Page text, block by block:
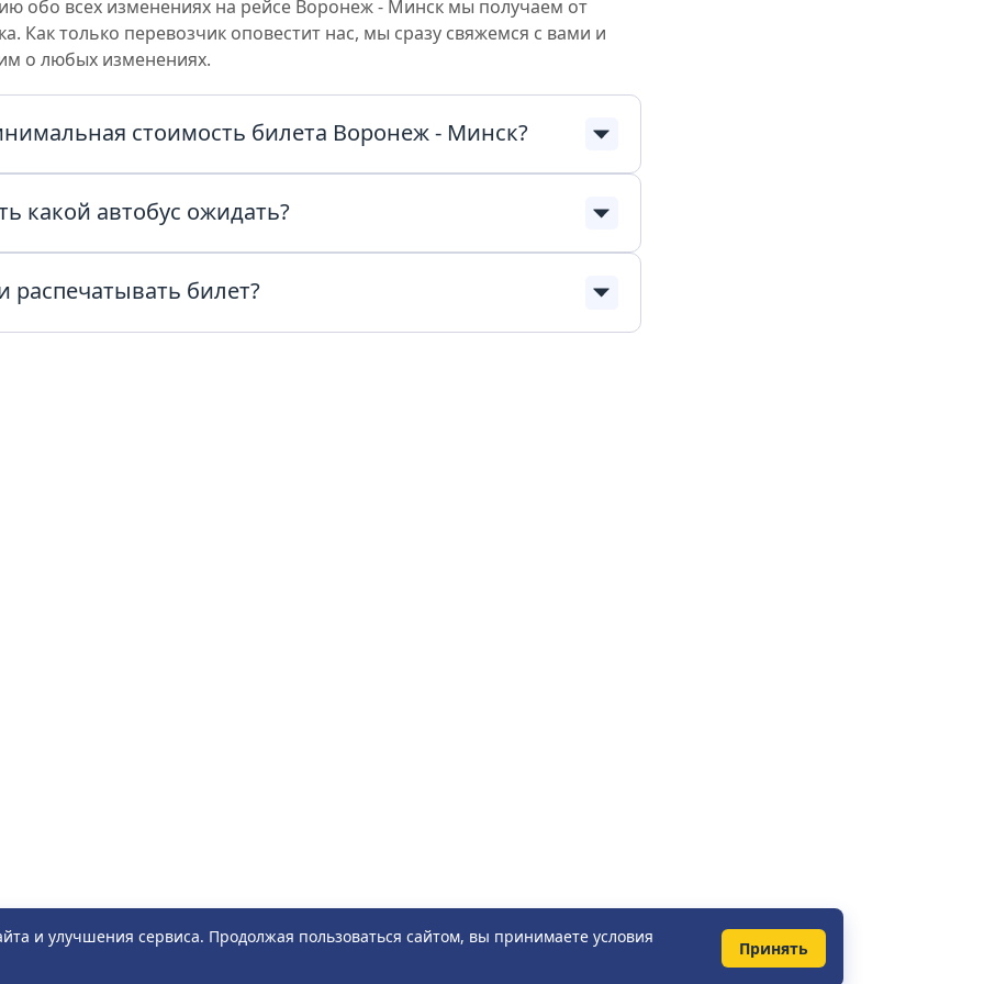
обо всех изменениях на рейсе Воронеж - Минск мы получаем от
Как только перевозчик оповестит нас, мы сразу свяжемся с вами и
о любых изменениях.
стоимость билета Воронеж - Минск?
из Воронеж в Минск с комфортом и по честным ценам! Всё просто:
в поиске и узнайте точную стоимость билета прямо сейчас.
какой автобус ожидать?
можно уточнить у перевозчика, позвонив по телефонам,
билете рейса Воронеж - Минск или обратившись в службу
за день до отправления.
распечатывать билет?
и улучшения сервиса. Продолжая пользоваться сайтом, вы принимаете условия
Принять